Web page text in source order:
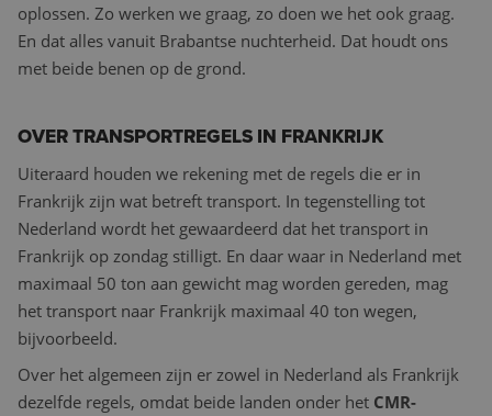
oplossen. Zo werken we graag, zo doen we het ook graag.
En dat alles vanuit Brabantse nuchterheid. Dat houdt ons
met beide benen op de grond.
OVER TRANSPORTREGELS IN FRANKRIJK
Uiteraard houden we rekening met de regels die er in
Frankrijk zijn wat betreft transport. In tegenstelling tot
Nederland wordt het gewaardeerd dat het transport in
Frankrijk op zondag stilligt. En daar waar in Nederland met
maximaal 50 ton aan gewicht mag worden gereden, mag
het transport naar Frankrijk maximaal 40 ton wegen,
bijvoorbeeld.
Over het algemeen zijn er zowel in Nederland als Frankrijk
dezelfde regels, omdat beide landen onder het CMR-